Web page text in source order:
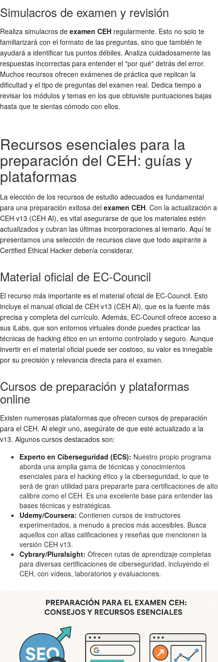
Simulacros de examen y revisión
Realiza simulacros de examen CEH regularmente. Esto no solo te
familiarizará con el formato de las preguntas, sino que también te
ayudará a identificar tus puntos débiles. Analiza cuidadosamente las
respuestas incorrectas para entender el "por qué" detrás del error.
Muchos recursos ofrecen exámenes de práctica que replican la
dificultad y el tipo de preguntas del examen real. Dedica tiempo a
revisar los módulos y temas en los que obtuviste puntuaciones bajas
hasta que te sientas cómodo con ellos.
Recursos esenciales para la
preparación del CEH: guías y
plataformas
La elección de los recursos de estudio adecuados es fundamental
para una preparación exitosa del examen CEH. Con la actualización a
CEH v13 (CEH AI), es vital asegurarse de que los materiales estén
actualizados y cubran las últimas incorporaciones al temario. Aquí te
presentamos una selección de recursos clave que todo aspirante a
Certified Ethical Hacker debería considerar.
Material oficial de EC-Council
El recurso más importante es el material oficial de EC-Council. Esto
incluye el manual oficial de CEH v13 (CEH AI), que es la fuente más
precisa y completa del currículo. Además, EC-Council ofrece acceso a
sus iLabs, que son entornos virtuales donde puedes practicar las
técnicas de hacking ético en un entorno controlado y seguro. Aunque
invertir en el material oficial puede ser costoso, su valor es innegable
por su precisión y relevancia directa para el examen.
Cursos de preparación y plataformas
online
Existen numerosas plataformas que ofrecen cursos de preparación
para el CEH. Al elegir uno, asegúrate de que esté actualizado a la
v13. Algunos cursos destacados son:
Experto en Ciberseguridad (ECS): Nuestro propio programa
aborda una amplia gama de técnicas y conocimientos
esenciales para el hacking ético y la ciberseguridad, lo que te
será de gran utilidad para prepararte para certificaciones de alto
calibre como el CEH. Es una excelente base para entender las
bases técnicas y estratégicas.
Udemy/Coursera: Contienen cursos de instructores
experimentados, a menudo a precios más accesibles. Busca
aquellos con altas calificaciones y reseñas que mencionen la
versión CEH v13.
Cybrary/Pluralsight: Ofrecen rutas de aprendizaje completas
para diversas certificaciones de ciberseguridad, incluyendo el
CEH, con vídeos, laboratorios y evaluaciones.